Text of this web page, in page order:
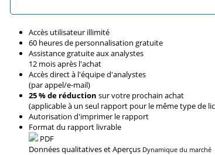
Accès utilisateur illimité
60 heures de personnalisation gratuite
Assistance gratuite aux analystes
12 mois après l'achat
Accès direct à l'équipe d'analystes
(par appel/e-mail)
25 % de réduction sur votre prochain achat
(applicable à un seul rapport pour le même type de
Autorisation d'imprimer le rapport
Format du rapport livrable
PDF
Données qualitatives et Aperçus Dynamique du marché